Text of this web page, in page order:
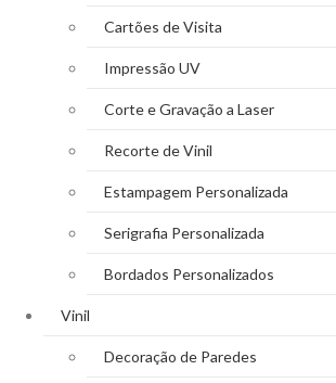
Cartões de Visita
Impressão UV
Corte e Gravação a Laser
Recorte de Vinil
Estampagem Personalizada
Serigrafia Personalizada
Bordados Personalizados
Vinil
Decoração de Paredes